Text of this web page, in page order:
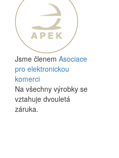
Jsme členem Asociace
pro elektronickou
komerci
Na všechny výrobky se
vztahuje dvouletá
záruka.